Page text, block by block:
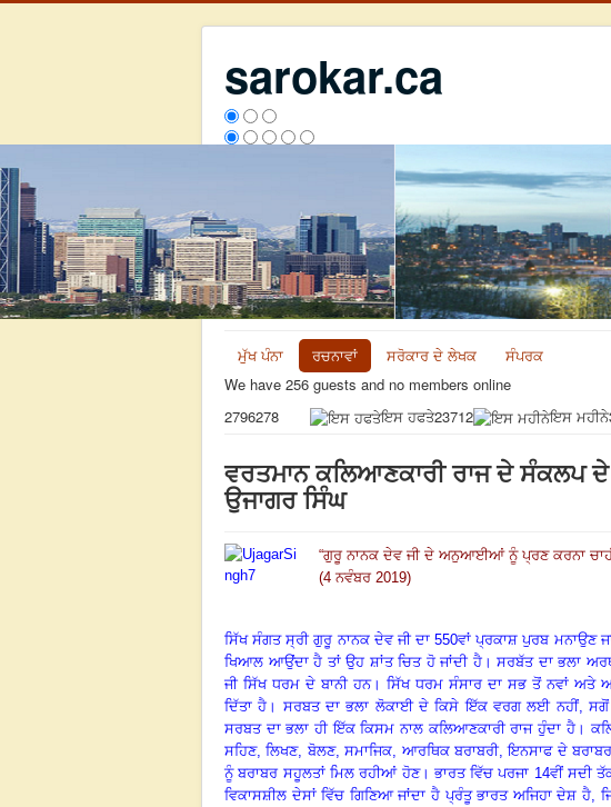
sarokar.ca
ਮੁੱਖ ਪੰਨਾ ਰਚਨਾਵਾਂ ਸਰੋਕਾਰ ਦੇ ਲੇਖਕ
ਸੰਪਰਕ
We have 256 guests and no members online
2796278
ਇਸ ਹਫਤੇ23712 ਇਸ ਮਹੀਨੇ
ਵਰਤਮਾਨ ਕਲਿਆਣਕਾਰੀ ਰਾਜ ਦੇ ਸੰਕਲਪ
ਉਜਾਗਰ ਸਿੰਘ
“ਗੁਰੂ ਨਾਨਕ ਦੇਵ ਜੀ ਦੇ ਅਨੁਆਈਆਂ ਨੂੰ ਪ੍ਰਣ ਕਰਨਾ
(4 ਨਵੰਬਰ 2019)
ਸਿੱਖ ਸੰਗਤ ਸ੍ਰੀ ਗੁਰੂ ਨਾਨਕ ਦੇਵ ਜੀ ਦਾ550ਵਾਂ ਪ੍ਰਕਾਸ਼ ਪੁਰਬ ਮਨਾਉਣ
ਖਿਆਲ ਆਉਂਦਾ ਹੈ ਤਾਂ ਉਹ ਸ਼ਾਂਤ ਚਿਤ ਹੋ ਜਾਂਦੀ ਹੈ। ਸਰਬੱਤ ਦਾ ਭਲਾ
ਜੀ ਸਿੱਖ ਧਰਮ ਦੇ ਬਾਨੀ ਹਨ। ਸਿੱਖ ਧਰਮ ਸੰਸਾਰ ਦਾ ਸਭ ਤੋਂ ਨਵਾਂ ਅਤੇ
ਦਿੱਤਾ ਹੈ । ਸਰਬਤ ਦਾ ਭਲਾ ਲੋਕਾਈ ਦੇ ਕਿਸੇ ਇੱਕ ਵਰਗ ਲਈ ਨਹੀਂ, ਸਗੋਂ
ਸਰਬਤ ਦਾ ਭਲਾ ਹੀ ਇੱਕ ਕਿਸਮ ਨਾਲ ਕਲਿਆਣਕਾਰੀ ਰਾਜ ਹੁੰਦਾ ਹੈ।
ਸਹਿਣ, ਲਿਖਣ, ਬੋਲਣ, ਸਮਾਜਿਕ, ਆਰਥਿਕ ਬਰਾਬਰੀ, ਇਨਸਾਫ ਦੇ
ਨੂੰ ਬਰਾਬਰ ਸਹੂਲਤਾਂ ਮਿਲ ਰਹੀਆਂ ਹੋਣ। ਭਾਰਤ ਵਿੱਚ ਪਰਜਾ 14ਵੀਂ ਸਦੀ
ਵਿਕਾਸਸ਼ੀਲ ਦੇਸਾਂ ਵਿੱਚ ਗਿਣਿਆ ਜਾਂਦਾ ਹੈ ਪ੍ਰੰਤੂ ਭਾਰਤ ਅਜਿਹਾ ਦੇਸ਼ ਹੈ ,